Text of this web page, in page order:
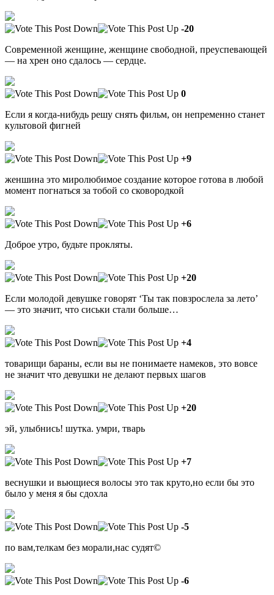
-20
Современной женщине, женщине свободной, преуспевающей
— на хрен оно сдалось — сердце.
0
Если я когда-нибудь решу снять фильм, он непременно станет
культовой фигней
+9
женшина это миролюбимое создание которое готова в любой
момент погнаться за тобой со сковородкой
+6
Доброе утро, будьте прокляты.
+20
Если молодой девушке говорят ‘Ты так повзрослела за лето’
— это значит, что сиськи стали больше…
+4
товарищи бараны, если вы не понимаете намеков, это вовсе
не значит что девушки не делают первых шагов
+20
эй, улыбнись! шутка. умри, тварь
+7
веснушки и вьющиеся волосы это так круто,но если бы это
было у меня я бы сдохла
-5
по вам,телкам без морали,нас судят©
-6